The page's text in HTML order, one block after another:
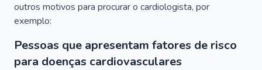
outros motivos para procurar o cardiologista, por
exemplo:
Pessoas que apresentam fatores de risco
para doenças cardiovasculares